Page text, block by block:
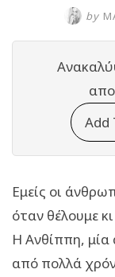
by
Add
Εμείς οι
όταν θέλουμε
Η Ανθίππη, μία
από πολλά